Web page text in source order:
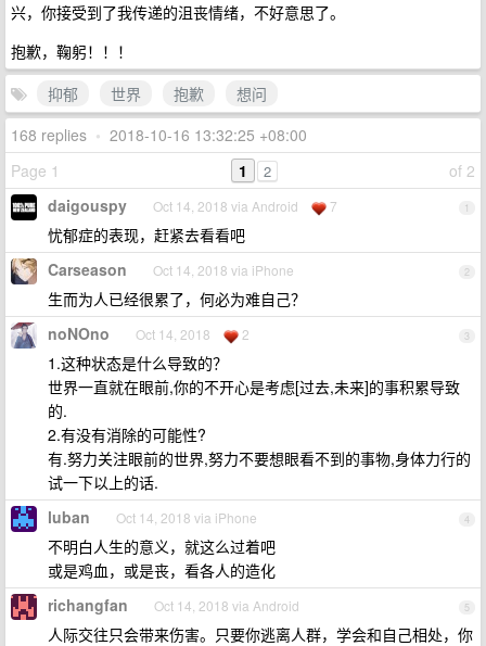
兴，你接受到了我传递的沮丧情绪，不好意思了。
抱歉，鞠躬！！！
抑郁
世界 抱歉
想问
168 replies • 2018-10-16 13:32:25 +08:00
Page 1
of 2
1 2
1
daigouspy Oct 14, 2018 via Android 7
忧郁症的表现，赶紧去看看吧
2
Carseason Oct 14, 2018 via iPhone
生而为人已经很累了，何必为难自己？
3
noNOno Oct 14, 2018 2
1.这种状态是什么导致的？
世界一直就在眼前,你的不开心是考虑[过去,未来]的事积累导致
的.
2.有没有消除的可能性?
有.努力关注眼前的世界,努力不要想眼看不到的事物,身体力行的
试一下以上的话.
4
luban Oct 14, 2018 via iPhone
不明白人生的意义，就这么过着吧
或是鸡血，或是丧，看各人的造化
5
richangfan Oct 14, 2018 via Android
人际交往只会带来伤害。只要你逃离人群，学会和自己相处，你